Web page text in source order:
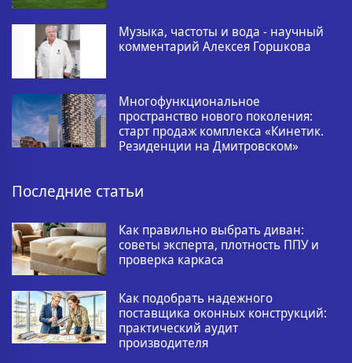
Музыка, частоты и вода - научный
комментарий Алексея Горшкова
Многофункциональное
пространство нового поколения:
старт продаж комплекса «Кинетик.
Резиденции на Дмитровском»
Последние статьи
Как правильно выбрать диван:
советы эксперта, плотность ППУ и
проверка каркаса
Как подобрать надежного
поставщика оконных конструкций:
практический аудит
производителя